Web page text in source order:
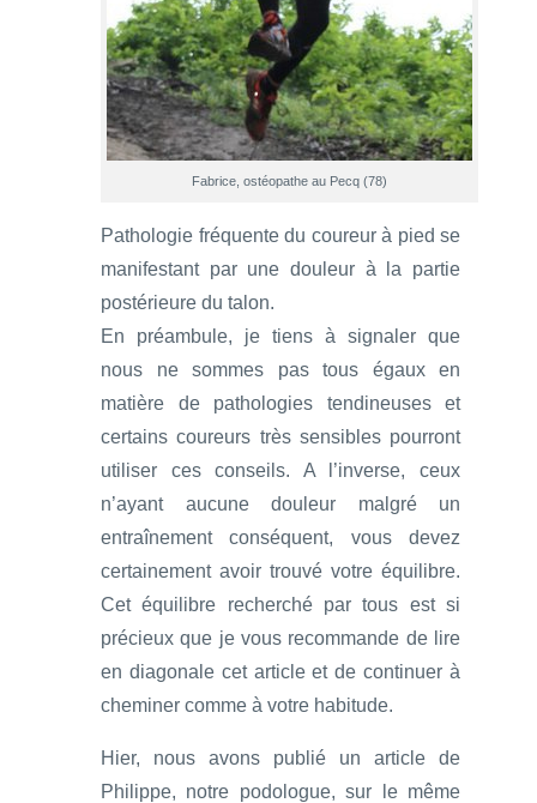
Fabrice, ostéopathe au Pecq (78)
Pathologie fréquente du coureur à pied se
manifestant par une douleur à la partie
postérieure du talon.
En préambule, je tiens à signaler que
nous ne sommes pas tous égaux en
matière de pathologies tendineuses et
certains coureurs très sensibles pourront
utiliser ces conseils. A l’inverse, ceux
n’ayant aucune douleur malgré un
entraînement conséquent, vous devez
certainement avoir trouvé votre équilibre.
Cet équilibre recherché par tous est si
précieux que je vous recommande de lire
en diagonale cet article et de continuer à
cheminer comme à votre habitude.
Hier, nous avons publié un article de
Philippe, notre podologue, sur le même